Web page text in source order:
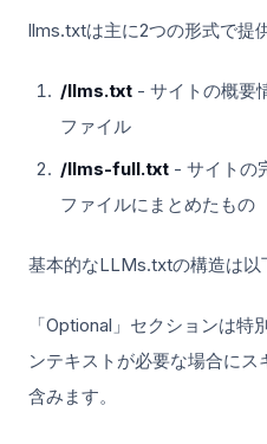
llms.txtは主に2つの形式で提
/llms.txt - サイトの概要
ファイル
/llms-full.txt - サイトの
ファイルにまとめたもの
基本的なLLMs.txtの構造は以
「Optional」セクションは特
ンテキストが必要な場合に
含みます。